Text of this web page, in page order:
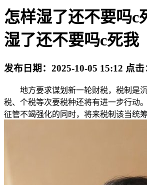
怎样湿了还不要吗c
湿了还不要吗c死我
发布日期： 2025-10-05 15:12 点击
地方要求谋划新一轮财税，税制是沉
税、个税等次要税种还将有进一步行动
征管不竭强化的同时，将来税制该当统